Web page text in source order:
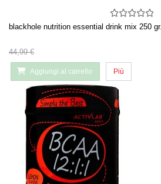
blackhole nutrition essential drink mix 250
44,99 €
Aggiungi al carrello Più